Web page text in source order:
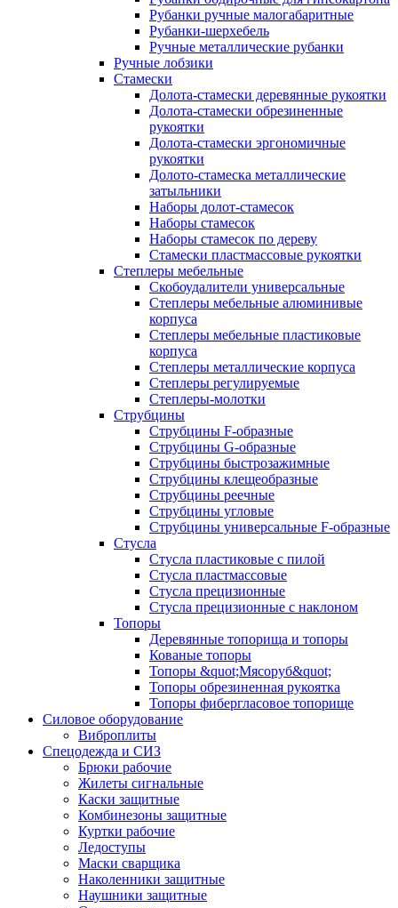
Рубанки ручные малогабаритные
Рубанки-шерхебель
Ручные металлические рубанки
Ручные лобзики
Стамески
Долота-стамески деревянные рукоятки
Долота-стамески обрезиненные
рукоятки
Долота-стамески эргономичные
рукоятки
Долото-стамеска металлические
затыльники
Наборы долот-стамесок
Наборы стамесок
Наборы стамесок по дереву
Стамески пластмассовые рукоятки
Степлеры мебельные
Скобоудалители универсальные
Степлеры мебельные алюминивые
корпуса
Степлеры мебельные пластиковые
корпуса
Степлеры металлические корпуса
Степлеры регулируемые
Степлеры-молотки
Струбцины
Струбцины F-образные
Струбцины G-образные
Струбцины быстрозажимные
Струбцины клещеобразные
Струбцины реечные
Струбцины угловые
Струбцины универсальные F-образные
Стусла
Стусла пластиковые с пилой
Стусла пластмассовые
Стусла прецизионные
Стусла прецизионные с наклоном
Топоры
Деревянные топорища и топоры
Кованые топоры
Топоры &quot;Мясоруб&quot;
Топоры обрезиненная рукоятка
Топоры фибергласовое топорище
Силовое оборудование
Виброплиты
Спецодежда и СИЗ
Брюки рабочие
Жилеты сигнальные
Каски защитные
Комбинезоны защитные
Куртки рабочие
Ледоступы
Маски сварщика
Наколенники защитные
Наушники защитные